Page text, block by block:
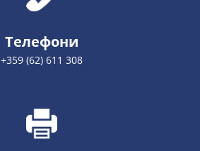
Телефони
+359 (62) 611 308